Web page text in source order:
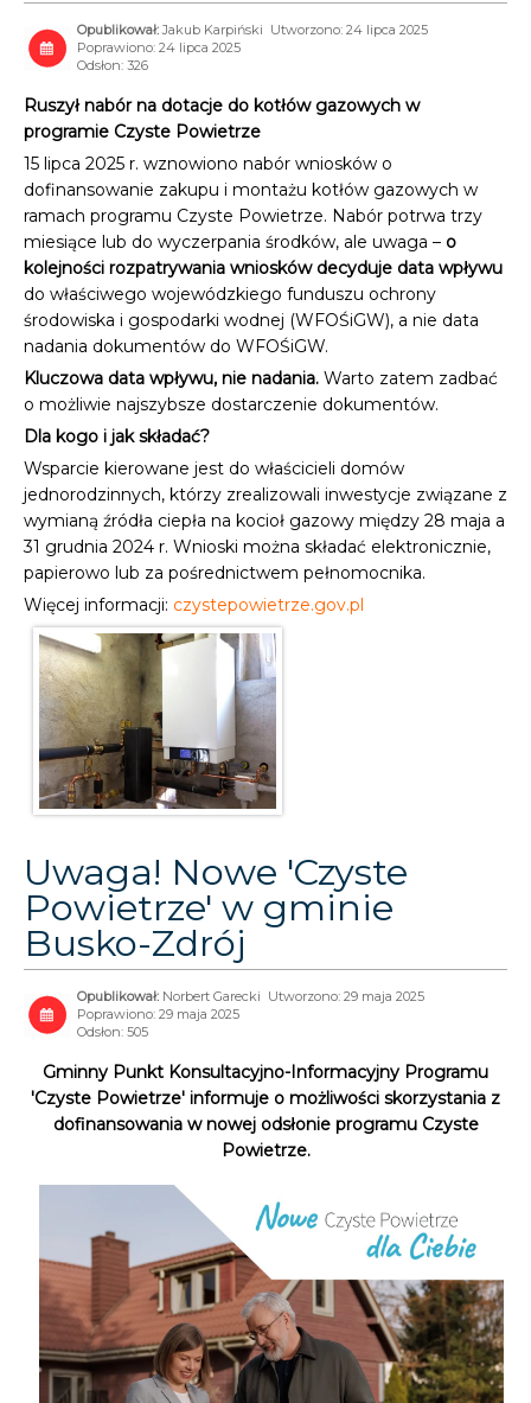
Jakub Karpiński Utworzono: 24 lipca 2025
Poprawiono: 24 lipca 2025
Odsłon: 326
Ruszył nabór na dotacje do kotłów gazowych w
programie Czyste Powietrze
15 lipca 2025 r. wznowiono nabór wniosków o
dofinansowanie zakupu i montażu kotłów gazowych w
ramach programu Czyste Powietrze. Nabór potrwa trzy
miesiące lub do wyczerpania środków, ale uwaga – o
kolejności rozpatrywania wniosków decyduje data wpływu
do właściwego wojewódzkiego funduszu ochrony
środowiska i gospodarki wodnej (WFOŚiGW), a nie data
nadania dokumentów do WFOŚiGW.
Kluczowa data wpływu, nie nadania. Warto zatem zadbać
o możliwie najszybsze dostarczenie dokumentów.
Dla kogo i jak składać?
Wsparcie kierowane jest do właścicieli domów
jednorodzinnych, którzy zrealizowali inwestycje związane z
wymianą źródła ciepła na kocioł gazowy między 28 maja a
31 grudnia 2024 r. Wnioski można składać elektronicznie,
papierowo lub za pośrednictwem pełnomocnika.
Więcej informacji: czystepowietrze.gov.pl
Uwaga! Nowe 'Czyste
Powietrze' w gminie
Busko-Zdrój
Norbert Garecki Utworzono: 29 maja 2025
Poprawiono: 29 maja 2025
Odsłon: 505
Gminny Punkt Konsultacyjno-Informacyjny Programu
'Czyste Powietrze' informuje o możliwości skorzystania z
dofinansowania w nowej odsłonie programu Czyste
Powietrze.